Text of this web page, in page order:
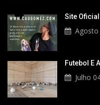
Site
Agosto
Futebol E
Julho